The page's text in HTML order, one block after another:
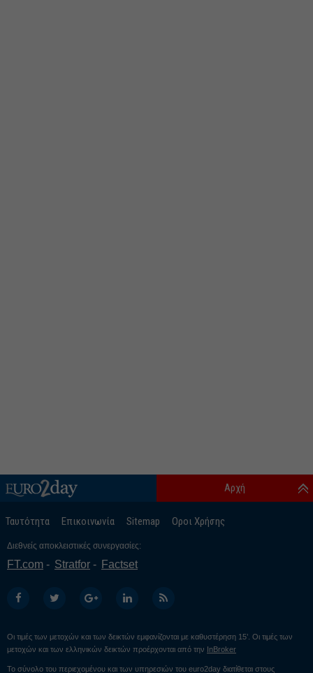
Ταυτότητα Επικοινωνία Sitemap Οροι Χρήσης
Αρχή
Διεθνείς αποκλειστικές συνεργασίες:
FT.com Stratfor Factset
Οι τιμές των μετοχών και των δεικτών εμφανίζονται με καθυστέρηση 15’. Οι τιμές των
μετοχών και των ελληνικών δεικτών προέρχονται από την InBroker
Το σύνολο του περιεχομένου και των υπηρεσιών του euro2day διατίθεται στους